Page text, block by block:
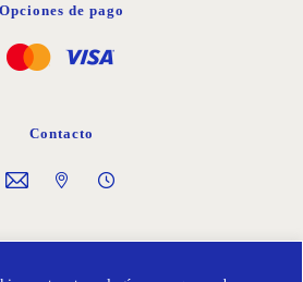
Opciones de pago
Contacto